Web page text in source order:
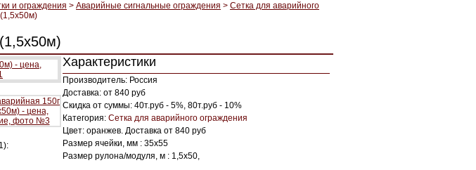
и ограждения > Аварийные сигнальные ограждения > Сетка для аварийного
1):
Характеристики
Производитель: Россия
Доставка: от 840 руб
Скидка от суммы: 40т.руб - 5%, 80т.руб - 10%
Категория: Сетка для аварийного ограждения
Цвет: оранжев. Доставка от 840 руб
Размер ячейки, мм : 35х55
Размер рулона/модуля, м : 1,5х50,